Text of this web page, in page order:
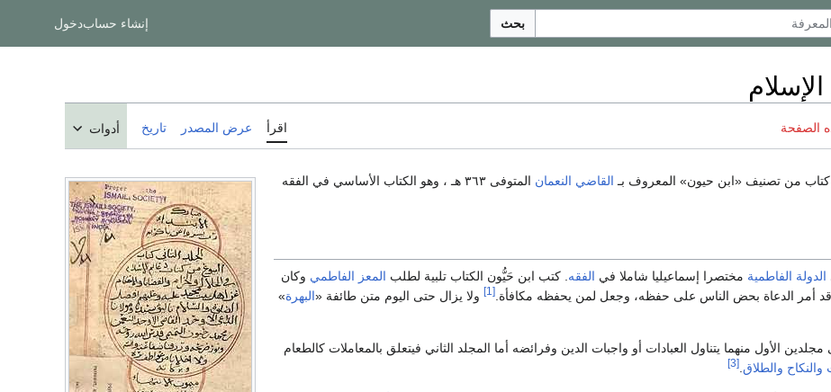
بحث إنشاء حسابدخول
الصفحة اقرأ عرض المصدر تاريخ أدوات
من تصنيف «ابن حيون» المعروف بـ القاضي النعمان المتوفى ٣٦٣ هـ ، وهو الكتاب الأساسي في الفقه
الدولة الفاطمية مختصرا إسماعيليا شاملا في الفقه. كتب ابن حَيُّون الكتاب تلبية لطلب المعز الفاطمي وكان
قد أمر الدعاة بحض الناس على حفظه، وجعل لمن يحفظه مكافأة.[1] ولا يزال حتى اليوم متن طائفة «البهرة»
الأول منهما يتناول العبادات أو واجبات الدين وفرائضه أما المجلد الثاني فيتعلق بالمعاملات كالطعام
والنكاح والطلاق.
[3]